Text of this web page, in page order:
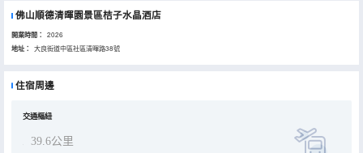
佛山順德清暉園景區桔子水晶酒店
開業時間： 2026
地址： 大良街道中區社區清暉路38號
住宿周邊
交通樞紐
39.6公里